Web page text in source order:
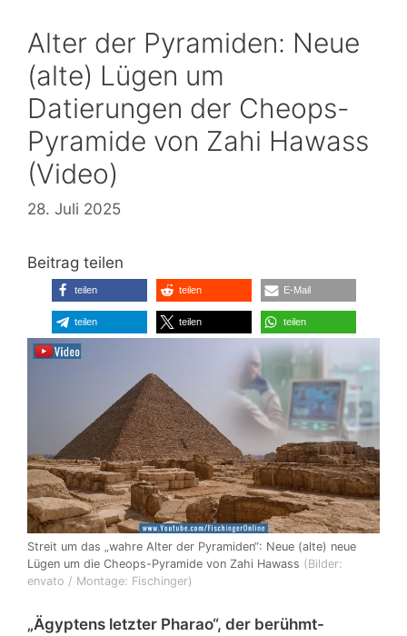
Alter der Pyramiden: Neue
(alte) Lügen um
Datierungen der Cheops-
Pyramide von Zahi Hawass
(Video)
28. Juli 2025
Beitrag teilen
teilen teilen E-Mail
teilen teilen teilen
Streit um das „wahre Alter der Pyramiden“: Neue (alte) neue
Lügen um die Cheops-Pyramide von Zahi Hawass (Bilder:
envato / Montage: Fischinger)
„Ägyptens letzter Pharao“, der berühmt-